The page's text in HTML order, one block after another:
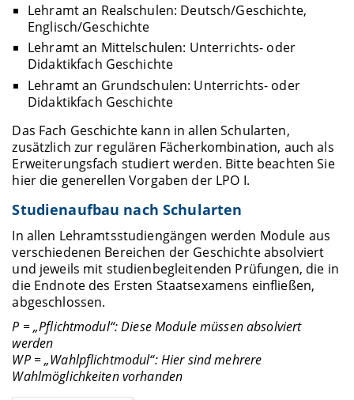
Lehramt an Realschulen: Deutsch/Geschichte,
Englisch/Geschichte
Lehramt an Mittelschulen: Unterrichts- oder
Didaktikfach Geschichte
Lehramt an Grundschulen: Unterrichts- oder
Didaktikfach Geschichte
Das Fach Geschichte kann in allen Schularten,
zusätzlich zur regulären Fächerkombination, auch als
Erweiterungsfach studiert werden. Bitte beachten Sie
hier die generellen Vorgaben der LPO I.
Studienaufbau nach Schularten
In allen Lehramtsstudiengängen werden Module aus
verschiedenen Bereichen der Geschichte absolviert
und jeweils mit studienbegleitenden Prüfungen, die in
die Endnote des Ersten Staatsexamens einfließen,
abgeschlossen.
P = „Pflichtmodul“: Diese Module müssen absolviert
werden
WP = „Wahlpflichtmodul“: Hier sind mehrere
Wahlmöglichkeiten vorhanden